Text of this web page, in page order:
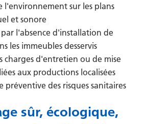
l'environnement sur les plans
et sonore
par l'absence d'installation de
les immeubles desservis
charges d'entretien ou de mise
aux productions localisées
préventive des risques sanitaires
sûr, écologique,